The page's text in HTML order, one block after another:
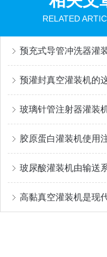
RELATED
胶原蛋白灌装机使用